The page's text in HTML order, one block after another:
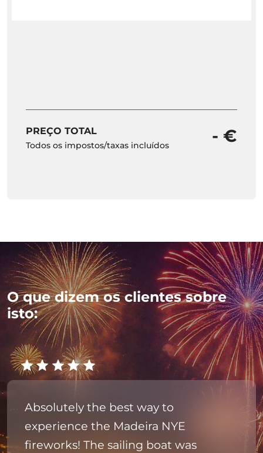
PREÇO TOTAL
Todos os impostos/taxas incluídos - €
O que dizem os clientes sobre
isto:
Absolutely the best way to
experience the Madeira NYE
fireworks! The sailing boat was